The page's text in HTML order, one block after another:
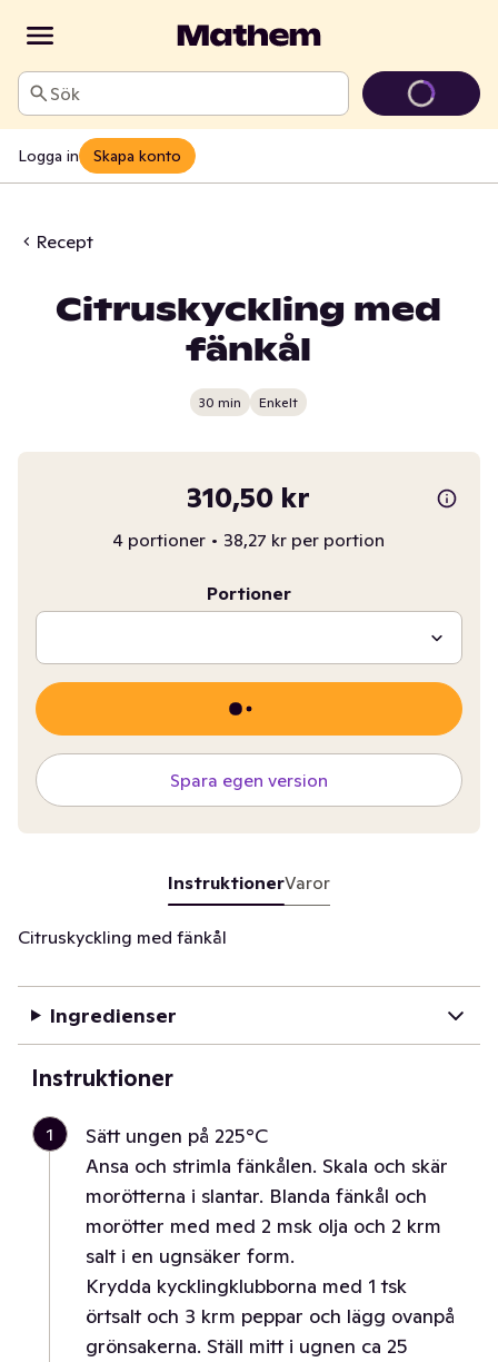
Sök
Logga in Skapa konto
Recept
Citruskyckling med
fänkål
30 min Enkelt
310,50 kr
4 portioner • 38,27 kr per portion
Portioner
Spara egen version
InstruktionerVaror
Citruskyckling med fänkål
Ingredienser
Instruktioner
1
Sätt ungen på 225°C
Ansa och strimla fänkålen. Skala och skär
morötterna i slantar. Blanda fänkål och
morötter med med 2 msk olja och 2 krm
salt i en ugnsäker form.
Krydda kycklingklubborna med 1 tsk
örtsalt och 3 krm peppar och lägg ovanpå
grönsakerna. Ställ mitt i ugnen ca 25